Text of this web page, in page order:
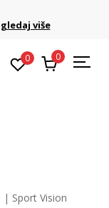
više
0 0
| Sport Vision